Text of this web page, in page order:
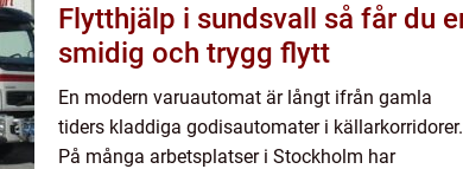
Flytthjälp i sundsvall så får du en
smidig och trygg flytt
En modern varuautomat är långt ifrån gamla
tiders kladdiga godisautomater i källarkorridorer.
På många arbetsplatser i Stockholm har